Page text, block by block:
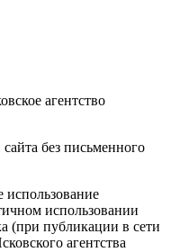
агентство
без письменного
использование
использовании
(при публикации в сети
агентства